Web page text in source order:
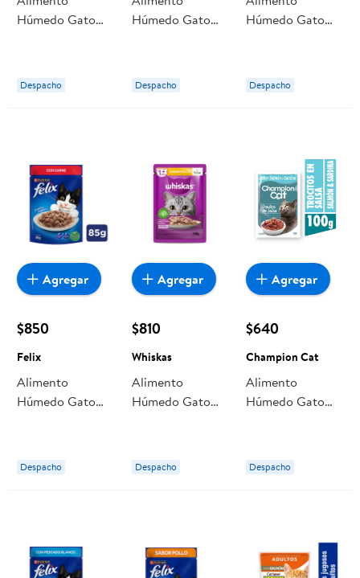
Húmedo Gato
85 g Whiskas
Despacho
Húmedo Gato
Whiskas
Despacho
Húmedo Gato
Felix
Despacho
$850
Felix
Alimento
Húmedo Gato
g Felix
Despacho
Agregar
$810
Whiskas
Alimento
Húmedo Gato
Whiskas
Despacho
Agregar
$640
Champion Cat
Alimento
Húmedo Gato
Sardina Pouch
100 g Champion
Despacho
Agregar